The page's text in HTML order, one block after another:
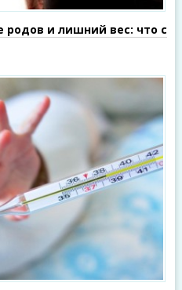
родов и лишний вес: что с